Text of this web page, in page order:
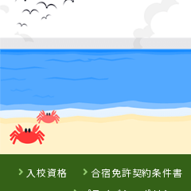
詳 細
3位
岡山県
高梁自動車学校
詳 細
予 約
詳 細
入校資格 合宿免許契約条件書